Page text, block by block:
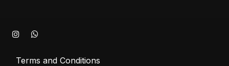
Terms and Conditions